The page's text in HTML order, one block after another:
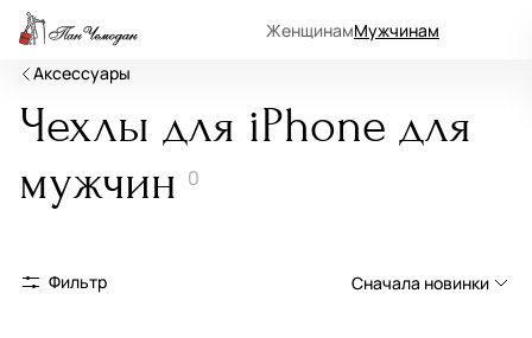
ЖенщинамМужчинам
Аксессуары
Чехлы для iPhone для
мужчин 0
Фильтр Сначала новинки